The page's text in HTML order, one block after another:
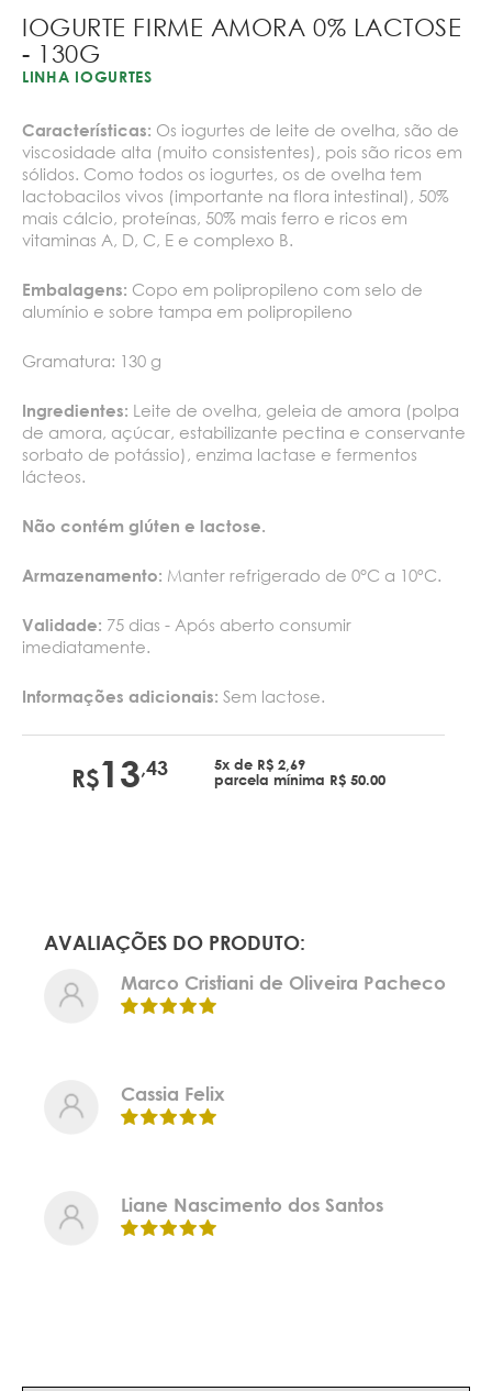
IOGURTE FIRME AMORA 0% LACTOSE
- 130G
LINHA IOGURTES
Características: Os iogurtes de leite de ovelha, são de
viscosidade alta (muito consistentes), pois são ricos em
sólidos. Como todos os iogurtes, os de ovelha tem
lactobacilos vivos (importante na flora intestinal), 50%
mais cálcio, proteínas, 50% mais ferro e ricos em
vitaminas A, D, C, E e complexo B.
Embalagens: Copo em polipropileno com selo de
alumínio e sobre tampa em polipropileno
Gramatura: 130 g
Ingredientes: Leite de ovelha, geleia de amora (polpa
de amora, açúcar, estabilizante pectina e conservante
sorbato de potássio), enzima lactase e fermentos
lácteos.
Não contém glúten e lactose.
Armazenamento: Manter refrigerado de 0°C a 10ºC.
Validade: 75 dias - Após aberto consumir
imediatamente.
Informações adicionais: Sem lactose.
R$13,43
5x de R$ 2,69
parcela mínima R$ 50.00
AVALIAÇÕES DO PRODUTO:
Marco Cristiani de Oliveira Pacheco
Cassia Felix
Liane Nascimento dos Santos